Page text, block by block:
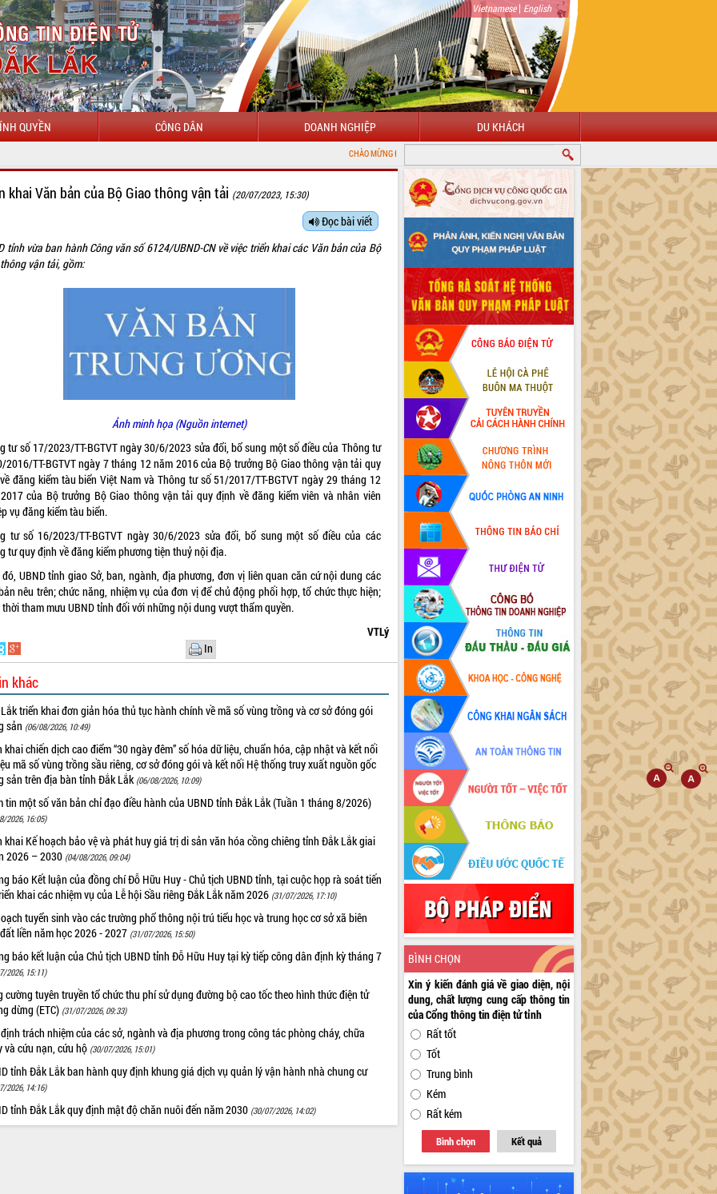
Vietnamese| English
QUYỀN CÔNG DÂN DOANH NGHIỆP DU KHÁCH
CHÀO MỪNG ĐẾN VỚI CỔNG THÔNG TIN ĐIỆN TỬ TỈNH ĐẮK LẮK
khai Văn bản của Bộ Giao thông vận tải (20/07/2023, 15:30)
Đọc bài viết
tỉnh vừa ban hành Công văn số 6124/UBND-CN về việc triển khai các Văn bản của Bộ
vận tải, gồm:
Ảnh minh họa (Nguồn internet)
tư số 17/2023/TT-BGTVT ngày 30/6/2023 sửa đổi, bổ sung một số điều của Thông tư
2016/TT-BGTVT ngày 7 tháng 12 năm 2016 của Bộ trưởng Bộ Giao thông vận tải quy
đăng kiểm tàu biển Việt Nam và Thông tư số 51/2017/TT-BGTVT ngày 29 tháng 12
của Bộ trưởng Bộ Giao thông vận tải quy định về đăng kiểm viên và nhân viên
vụ đăng kiểm tàu biển.
tư số 16/2023/TT-BGTVT ngày 30/6/2023 sửa đổi, bổ sung một số điều của các
tư quy định về đăng kiểm phương tiện thuỷ nội địa.
đó, UBND tỉnh giao Sở, ban, ngành, địa phương, đơn vị liên quan căn cứ nội dung các
nêu trên; chức năng, nhiệm vụ của đơn vị để chủ động phối hợp, tổ chức thực hiện;
tham mưu UBND tỉnh đối với những nội dung vượt thẩm quyền.
VTLý
In
khác
triển khai đơn giản hóa thủ tục hành chính về mã số vùng trồng và cơ sở đóng gói
sản (06/08/2026, 10:49)
khai chiến dịch cao điểm “30 ngày đêm” số hóa dữ liệu, chuẩn hóa, cập nhật và kết nối
mã số vùng trồng sầu riêng, cơ sở đóng gói và kết nối Hệ thống truy xuất nguồn gốc
sản trên địa bàn tỉnh Đắk Lắk (06/08/2026, 10:09)
tin một số văn bản chỉ đạo điều hành của UBND tỉnh Đắk Lắk (Tuần 1 tháng 8/2026)
2026, 16:05)
khai Kế hoạch bảo vệ và phát huy giá trị di sản văn hóa cồng chiêng tỉnh Đắk Lắk giai
2026 – 2030 (04/08/2026, 09:04)
báo Kết luận của đồng chí Đỗ Hữu Huy - Chủ tịch UBND tỉnh, tại cuộc họp rà soát tiến
khai các nhiệm vụ của Lễ hội Sầu riêng Đắk Lắk năm 2026 (31/07/2026, 17:10)
tuyển sinh vào các trường phổ thông nội trú tiểu học và trung học cơ sở xã biên
liền năm học 2026 - 2027 (31/07/2026, 15:50)
báo kết luận của Chủ tịch UBND tỉnh Đỗ Hữu Huy tại kỳ tiếp công dân định kỳ tháng 7
2026, 15:11)
cường tuyên truyền tổ chức thu phí sử dụng đường bộ cao tốc theo hình thức điện tử
dừng (ETC) (31/07/2026, 09:33)
trách nhiệm của các sở, ngành và địa phương trong công tác phòng cháy, chữa
và cứu nạn, cứu hộ (30/07/2026, 15:01)
tỉnh Đắk Lắk ban hành quy định khung giá dịch vụ quản lý vận hành nhà chung cư
2026, 14:16)
tỉnh Đắk Lắk quy định mật độ chăn nuôi đến năm 2030 (30/07/2026, 14:02)
BÌNH CHỌN
Xin ý kiến đánh giá về giao diện, nội
dung, chất lượng cung cấp thông tin
của Cổng thông tin điện tử tỉnh
Rất tốt
Tốt
Trung bình
Kém
Rất kém
Bình chọn Kết quả